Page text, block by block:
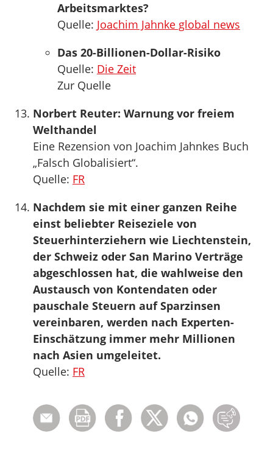
Arbeitsmarktes?
Quelle: Joachim Jahnke global news
Das 20-Billionen-Dollar-Risiko
Quelle: Die Zeit
Zur Quelle
Norbert Reuter: Warnung vor freiem
Welthandel
Eine Rezension von Joachim Jahnkes Buch
„Falsch Globalisiert“.
Quelle: FR
Nachdem sie mit einer ganzen Reihe
einst beliebter Reiseziele von
Steuerhinterziehern wie Liechtenstein,
der Schweiz oder San Marino Verträge
abgeschlossen hat, die wahlweise den
Austausch von Kontendaten oder
pauschale Steuern auf Sparzinsen
vereinbaren, werden nach Experten-
Einschätzung immer mehr Millionen
nach Asien umgeleitet.
Quelle: FR